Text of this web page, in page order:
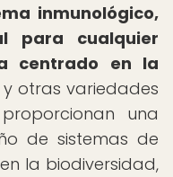
inmunológico,
para cualquier
centrado en la
y otras variedades
una
de sistemas de
la biodiversidad,